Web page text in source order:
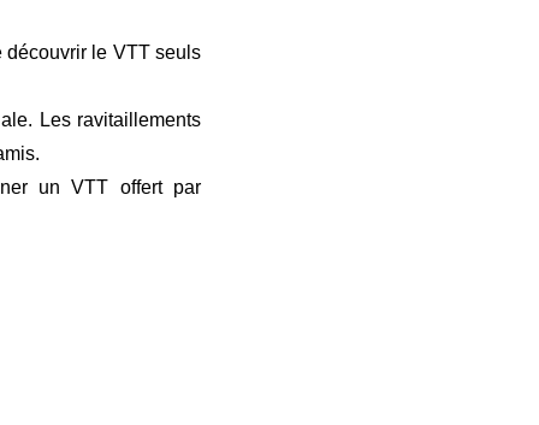
découvrir le VTT seuls
Les ravitaillements
un VTT offert par